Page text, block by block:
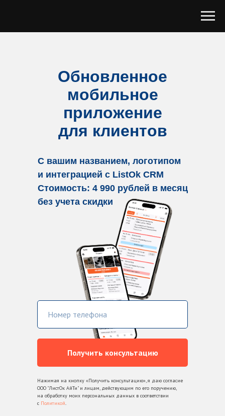
Обновленное
мобильное
приложение
для клиентов
С вашим названием, логотипом
и интеграцией с ListOk CRM
Стоимость: 4 990 рублей в месяц
без учета скидки
Получить консультацию
Нажимая на кнопку «Получить консультацию», я даю согласие
ООО "ЛистОк АйТи" и лицам, действующим по его поручению,
на обработку моих персональных данных в соответствии
с Политикой.